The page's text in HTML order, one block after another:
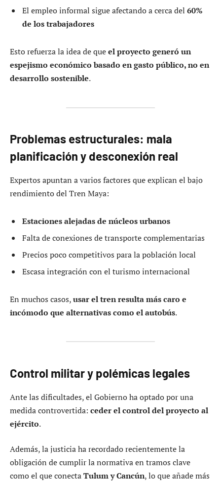
El empleo informal sigue afectando a cerca del 60%
de los trabajadores
Esto refuerza la idea de queel proyecto generó un
espejismo económico basado en gasto público, no en
desarrollo sostenible.
Problemas estructurales: mala
planificación y desconexión real
Expertos apuntan a varios factores que explican el bajo
rendimiento del Tren Maya:
Estaciones alejadas de núcleos urbanos
Falta de conexiones de transporte complementarias
Precios poco competitivos para la población local
Escasa integración con el turismo internacional
En muchos casos,usar el tren resulta más caro e
incómodo que alternativas como el autobús.
Control militar y polémicas legales
Ante las dificultades, el Gobierno ha optado por una
medida controvertida: ceder el control del proyecto al
ejército.
Además, la justicia ha recordado recientemente la
obligación de cumplir la normativa en tramos clave
como el que conectaTulum y Cancún, lo que añade más